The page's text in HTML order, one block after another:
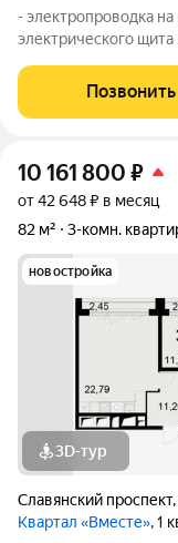
- электропроводка
электрического
стен, кроме стен
проемов, ниш
Позвонить
10 161 800 ₽
от 42 648 ₽ в месяц
82 м²
3-комн.
новостройка
3D-тур
Славянский проспект,
Квартал «Вместе», 1